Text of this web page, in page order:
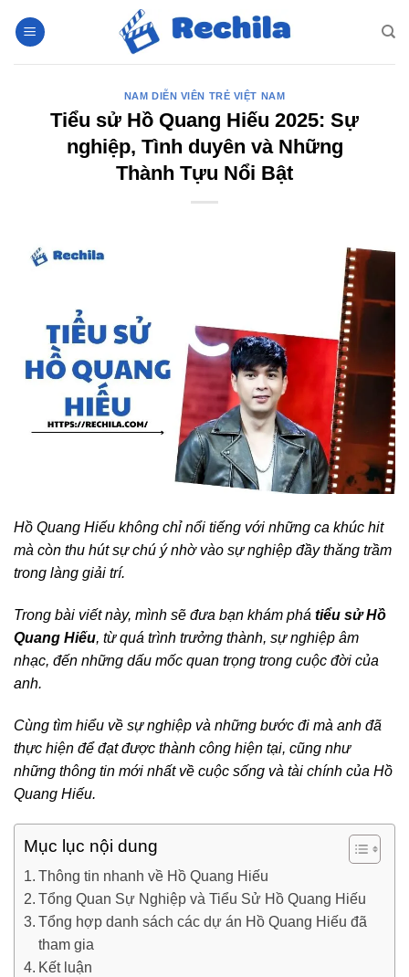
qua
NAM DIỄN VIÊN TRẺ VIỆT NAM
Tiểu sử Hồ Quang Hiếu 2025: Sự
nghiệp, Tình duyên và Những
Thành Tựu Nổi Bật
Hồ Quang Hiếu không chỉ nổi tiếng với những ca khúc hit
mà còn thu hút sự chú ý nhờ vào sự nghiệp đầy thăng trầm
trong làng giải trí.
Trong bài viết này, mình sẽ đưa bạn khám phá tiểu sử Hồ
Quang Hiếu, từ quá trình trưởng thành, sự nghiệp âm
nhạc, đến những dấu mốc quan trọng trong cuộc đời của
anh.
Cùng tìm hiểu về sự nghiệp và những bước đi mà anh đã
thực hiện để đạt được thành công hiện tại, cũng như
những thông tin mới nhất về cuộc sống và tài chính của Hồ
Quang Hiếu.
Mục lục nội dung
Thông tin nhanh về Hồ Quang Hiếu
Tổng Quan Sự Nghiệp và Tiểu Sử Hồ Quang Hiếu
Tổng hợp danh sách các dự án Hồ Quang Hiếu đã
tham gia
Kết luận